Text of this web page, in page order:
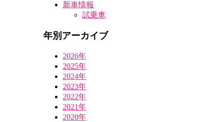
新車情報
試乗車
年別アーカイブ
2026年
2025年
2024年
2023年
2022年
2021年
2020年